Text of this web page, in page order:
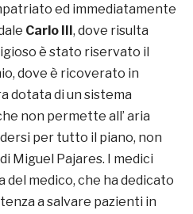
ed immediatamente
Carlo III, dove risulta
è stato riservato il
dove è ricoverato in
dotata di un sistema
non permette all’ aria
per tutto il piano, non
Miguel Pajares. I medici
medico, che ha dedicato
a salvare pazienti in